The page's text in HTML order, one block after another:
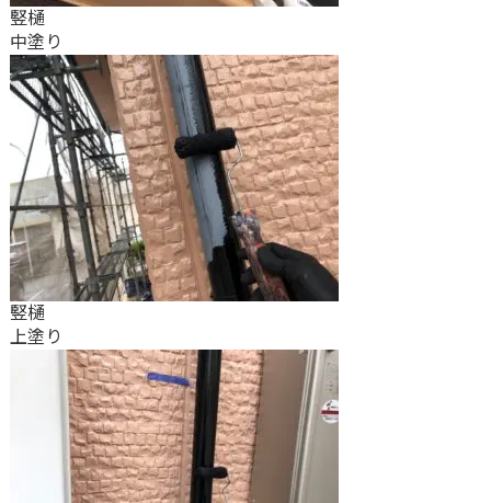
竪樋
中塗り
竪樋
上塗り